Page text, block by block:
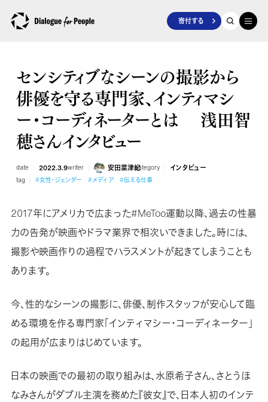
寄付する
センシティブなシーンの撮影から
俳優を守る専門家、インティマシ
ー・コーディネーターとは 浅田智
穂さんインタビュー
date 2022.3.9writer 安田菜津紀category インタビュー
tag #女性・ジェンダー #メディア #伝える仕事
2017年にアメリカで広まった#MeToo運動以降、過去の性暴
力の告発が映画やドラマ業界で相次いできました。時には、
撮影や映画作りの過程でハラスメントが起きてしまうことも
あります。
今、性的なシーンの撮影に、俳優、制作スタッフが安心して臨
める環境を作る専門家「インティマシー・コーディネーター」
の起用が広まりはじめています。
日本の映画での最初の取り組みは、水原希子さん、さとうほ
なみさんがダブル主演を務めた『彼女』で、日本人初のインテ